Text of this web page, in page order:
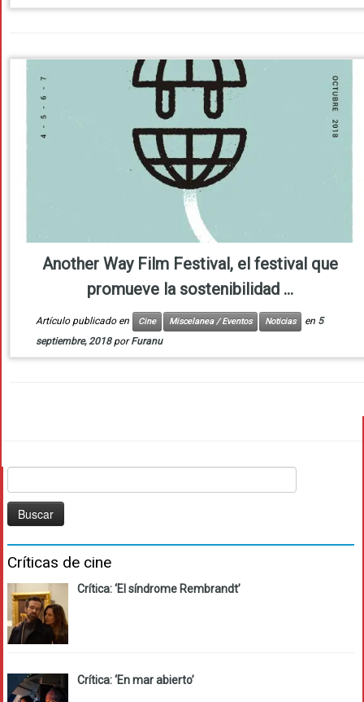
Another Way Film Festival, el festival que
promueve la sostenibilidad ...
Artículo publicado en Cine Miscelanea / Eventos Noticias en 5
septiembre, 2018 porFuranu
Críticas de cine
Crítica: ‘El síndrome Rembrandt’
Crítica: ‘En mar abierto’